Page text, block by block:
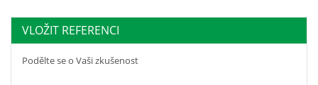
VLOŽIT REFERENCI
Podělte se o Vaši zkušenost